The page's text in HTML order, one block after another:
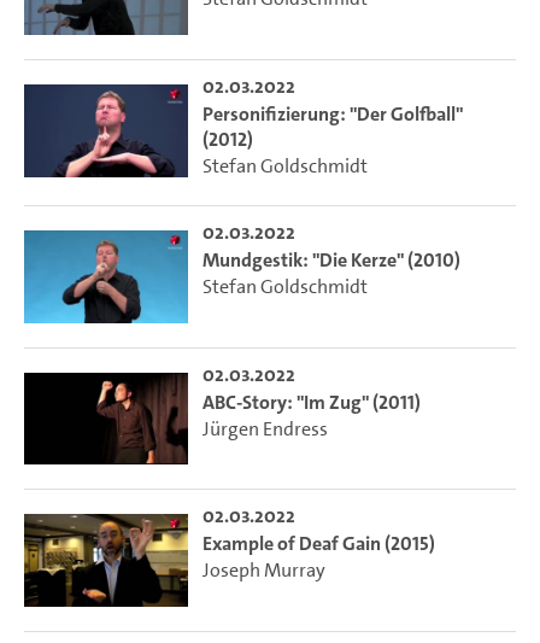
02.03.2022
Personifizierung: "Der Golfball"
(2012)
Stefan Goldschmidt
02.03.2022
Mundgestik: "Die Kerze" (2010)
Stefan Goldschmidt
02.03.2022
ABC-Story: "Im Zug" (2011)
Jürgen Endress
02.03.2022
Example of Deaf Gain (2015)
Joseph Murray